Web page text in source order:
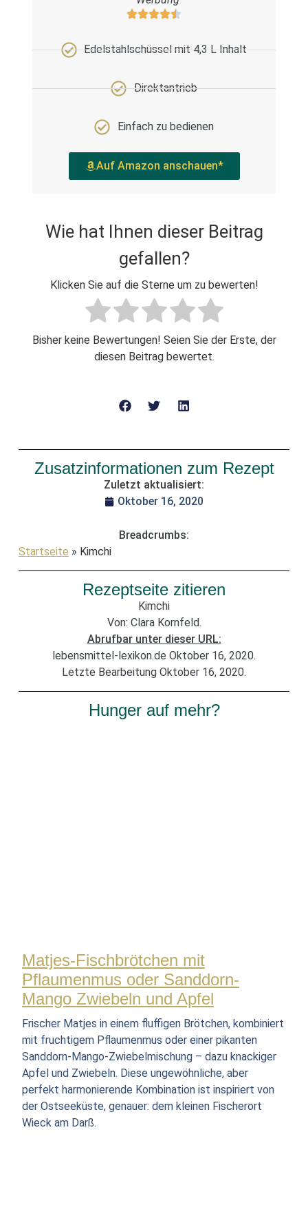
Edelstahlschüssel mit 4,3 L Inhalt
Direktantrieb
Einfach zu bedienen
Auf Amazon anschauen*
Wie hat Ihnen dieser Beitrag
gefallen?
Klicken Sie auf die Sterne um zu bewerten!
Bisher keine Bewertungen! Seien Sie der Erste, der
diesen Beitrag bewertet.
Zusatzinformationen zum Rezept
Zuletzt aktualisiert:
Oktober 16, 2020
Breadcrumbs:
Startseite » Kimchi
Rezeptseite zitieren
Kimchi
Von: Clara Kornfeld.
Abrufbar unter dieser URL:
lebensmittel-lexikon.de Oktober 16, 2020.
Letzte Bearbeitung Oktober 16, 2020.
Hunger auf mehr?
Matjes-Fischbrötchen mit
Pflaumenmus oder Sanddorn-
Mango Zwiebeln und Apfel
Frischer Matjes in einem fluffigen Brötchen, kombiniert
mit fruchtigem Pflaumenmus oder einer pikanten
Sanddorn-Mango-Zwiebelmischung – dazu knackiger
Apfel und Zwiebeln. Diese ungewöhnliche, aber
perfekt harmonierende Kombination ist inspiriert von
der Ostseeküste, genauer: dem kleinen Fischerort
Wieck am Darß.